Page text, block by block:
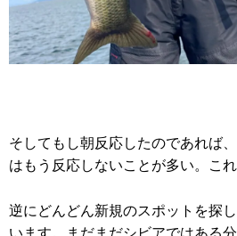
そしてもし朝反応したのであれば
はもう反応しないことが多い。こ
逆にどんどん新規のスポットを探
います。まだまだシビアではある